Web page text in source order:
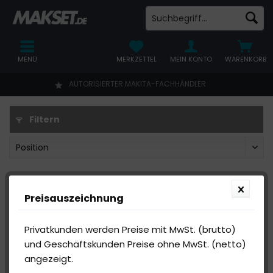
AUTORISIERTER MAKITA-FACHHÄNDLER
WARENKORB
MERKZETTEL MEIN KONTO
MENÜ
Filtern
Preisauszeichnung
Privatkunden werden Preise mit MwSt. (brutto)
und Geschäftskunden Preise ohne MwSt. (netto)
angezeigt.